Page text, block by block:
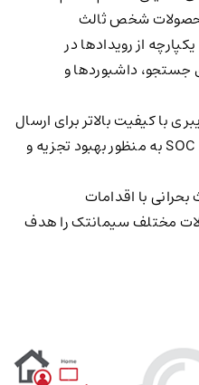
شخص ثالث
از رویدادها در
داشبوردها و
با کیفیت بالاتر برای ارسال
به SIEM و سایر ابزارهای SOC به منظور بهبود تجزیه و
با اقدامات
مختلف سیمانتک را هدف